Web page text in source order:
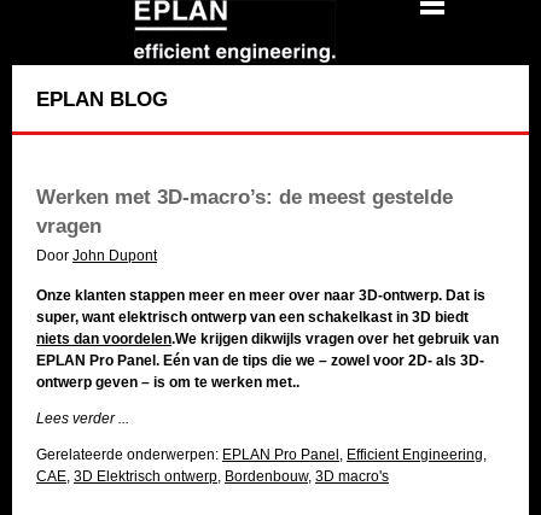
EPLAN BLOG
Werken met 3D-macro’s: de meest gestelde
vragen
Door John Dupont
Onze klanten stappen meer en meer over naar 3D-ontwerp. Dat is
super, want elektrisch ontwerp van een schakelkast in 3D biedt
niets dan voordelen.We krijgen dikwijls vragen over het gebruik van
EPLAN Pro Panel. Eén van de tips die we – zowel voor 2D- als 3D-
ontwerp geven – is om te werken met..
Lees verder ...
Gerelateerde onderwerpen: EPLAN Pro Panel , Efficient Engineering,
CAE, 3D Elektrisch ontwerp, Bordenbouw, 3D macro's